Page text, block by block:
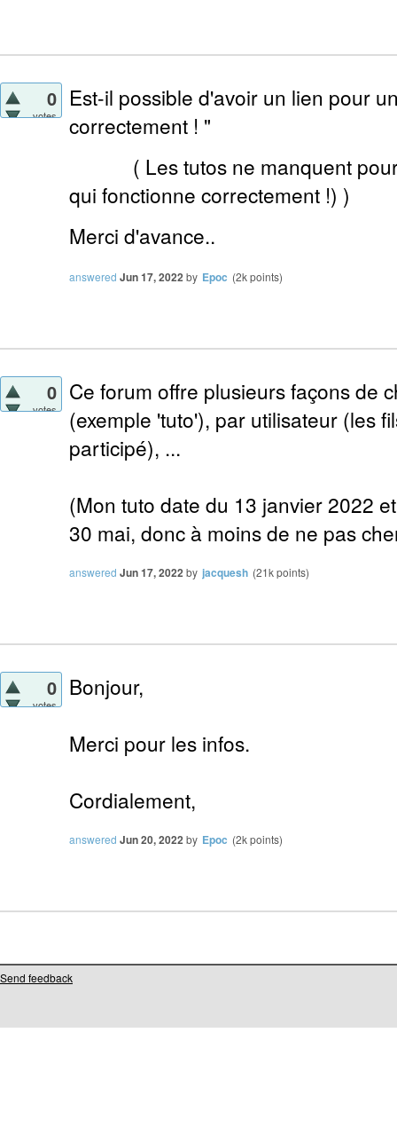
0
votes
Est-il possible d'avoir un lien pour
correctement ! "
( Les tutos ne manquent
qui fonctionne correctement !) )
Merci d'avance..
answered Jun 17, 2022 by Epoc (2kpoints)
0
votes
Ce forum offre plusieurs façons de
(exemple 'tuto'), par utilisateur (les
participé), ...
(Mon tuto date du 13 janvier 2022
30 mai, donc à moins de ne pas
answered Jun 17, 2022 by jacquesh (21kpoints)
0
votes
Bonjour,
Merci pour les infos.
Cordialement,
answered Jun 20, 2022 by Epoc (2kpoints)
Send feedback